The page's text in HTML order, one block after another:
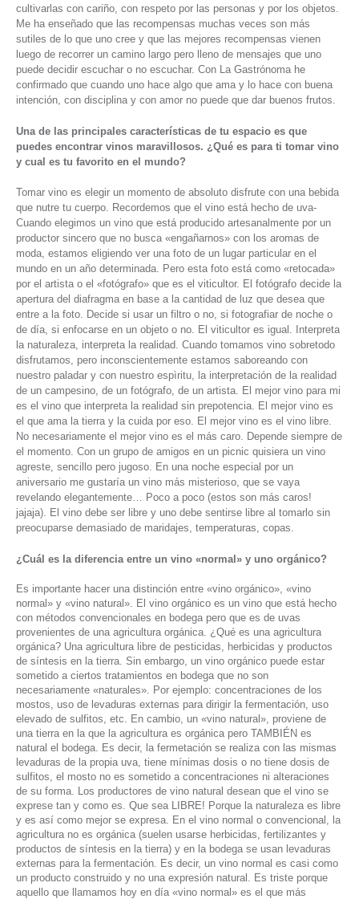
cultivarlas con cariño, con respeto por las personas y por los objetos.
Me ha enseñado que las recompensas muchas veces son más
sutiles de lo que uno cree y que las mejores recompensas vienen
luego de recorrer un camino largo pero lleno de mensajes que uno
puede decidir escuchar o no escuchar. Con La Gastrónoma he
confirmado que cuando uno hace algo que ama y lo hace con buena
intención, con disciplina y con amor no puede que dar buenos frutos.
Una de las principales características de tu espacio es que
puedes encontrar vinos maravillosos. ¿Qué es para ti tomar vino
y cual es tu favorito en el mundo?
Tomar vino es elegir un momento de absoluto disfrute con una bebida
que nutre tu cuerpo. Recordemos que el vino está hecho de uva-
Cuando elegimos un vino que está producido artesanalmente por un
productor sincero que no busca «engañarnos» con los aromas de
moda, estamos eligiendo ver una foto de un lugar particular en el
mundo en un año determinada. Pero esta foto está como «retocada»
por el artista o el «fotógrafo» que es el viticultor. El fotógrafo decide la
apertura del diafragma en base a la cantidad de luz que desea que
entre a la foto. Decide si usar un filtro o no, si fotografiar de noche o
de día, si enfocarse en un objeto o no. El viticultor es igual. Interpreta
la naturaleza, interpreta la realidad. Cuando tomamos vino sobretodo
disfrutamos, pero inconscientemente estamos saboreando con
nuestro paladar y con nuestro espìritu, la interpretación de la realidad
de un campesino, de un fotógrafo, de un artista. El mejor vino para mi
es el vino que interpreta la realidad sin prepotencia. El mejor vino es
el que ama la tierra y la cuida por eso. El mejor vino es el vino libre.
No necesariamente el mejor vino es el más caro. Depende siempre de
el momento. Con un grupo de amigos en un picnic quisiera un vino
agreste, sencillo pero jugoso. En una noche especial por un
aniversario me gustaría un vino más misterioso, que se vaya
revelando elegantemente… Poco a poco (estos son más caros!
jajaja). El vino debe ser libre y uno debe sentirse libre al tomarlo sin
preocuparse demasiado de maridajes, temperaturas, copas.
¿Cuál es la diferencia entre un vino «normal» y uno orgánico?
Es importante hacer una distinción entre «vino orgánico», «vino
normal» y «vino natural». El vino orgánico es un vino que está hecho
con métodos convencionales en bodega pero que es de uvas
provenientes de una agricultura orgánica. ¿Qué es una agricultura
orgánica? Una agricultura libre de pesticidas, herbicidas y productos
de síntesis en la tierra. Sin embargo, un vino orgánico puede estar
sometido a ciertos tratamientos en bodega que no son
necesariamente «naturales». Por ejemplo: concentraciones de los
mostos, uso de levaduras externas para dirigir la fermentación, uso
elevado de sulfitos, etc. En cambio, un «vino natural», proviene de
una tierra en la que la agricultura es orgánica pero TAMBIÉN es
natural el bodega. Es decir, la fermetación se realiza con las mismas
levaduras de la propia uva, tiene mínimas dosis o no tiene dosis de
sulfitos, el mosto no es sometido a concentraciones ni alteraciones
de su forma. Los productores de vino natural desean que el vino se
exprese tan y como es. Que sea LIBRE! Porque la naturaleza es libre
y es así como mejor se expresa. En el vino normal o convencional, la
agricultura no es orgánica (suelen usarse herbicidas, fertilizantes y
productos de síntesis en la tierra) y en la bodega se usan levaduras
externas para la fermentación. Es decir, un vino normal es casi como
un producto construido y no una expresión natural. Es triste porque
aquello que llamamos hoy en día «vino normal» es el que más